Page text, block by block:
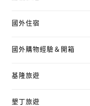
國外住宿
國外購物經驗＆開箱
基隆旅遊
墾丁旅遊